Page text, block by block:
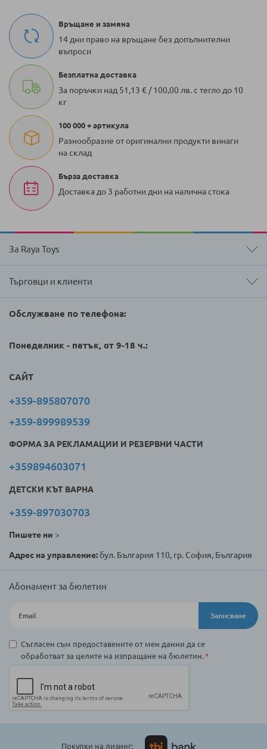
Връщане и замяна
14 дни право на връщане без допълнителни
въпроси
Безплатна доставка
За поръчки над 51,13 € / 100,00 лв. с тегло до 10
кг
100 000 + артикула
Разнообразие от оригинални продукти винаги
на склад
Бърза доставка
Доставка до 3 работни дни на налична стока
За Raya Toys
Търговци и клиенти
Обслужване по телефона:
Понеделник - петък, от 9-18 ч.:
САЙТ
+359-895807070
+359-899989539
ФОРМА ЗА РЕКЛАМАЦИИ И РЕЗЕРВНИ ЧАСТИ
+359894603071
ДЕТСКИ КЪТ ВАРНА
+359-897030703
Пишете ни >
Адрес на управление:бул. България 110, гр. София, България
Абонамент за бюлетин
Записване
Съгласен съм предоставените от мен данни да се
обработват за целите на изпращане на бюлетин.
Покупки на лизинг: